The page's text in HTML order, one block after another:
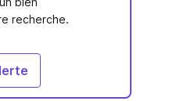
recherche.